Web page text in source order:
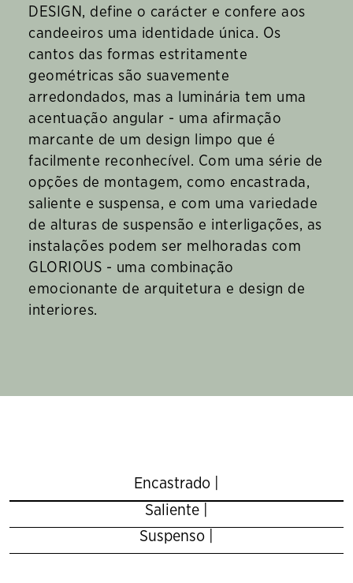
DESIGN, define o carácter e confere aos
candeeiros uma identidade única. Os
cantos das formas estritamente
geométricas são suavemente
arredondados, mas a luminária tem uma
acentuação angular - uma afirmação
marcante de um design limpo que é
facilmente reconhecível. Com uma série de
opções de montagem, como encastrada,
saliente e suspensa, e com uma variedade
de alturas de suspensão e interligações, as
instalações podem ser melhoradas com
GLORIOUS - uma combinação
emocionante de arquitetura e design de
interiores.
Encastrado |
Saliente |
Suspenso |